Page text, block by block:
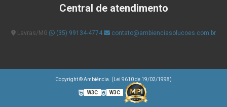
Central de atendimento
Lavras/MG (35) 99134-4774 contato@ambienciasolucoes.com.br
Copyright © Ambiência. (Lei 9610 de 19/02/1998)
W3C W3C